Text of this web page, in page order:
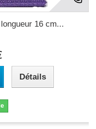
16 cm...
Détails